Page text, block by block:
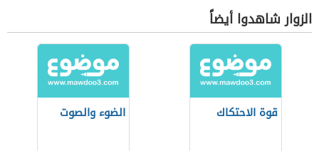
الزوار شاهدوا أيضاً
قوة الاحتكاك الضوء والصوت